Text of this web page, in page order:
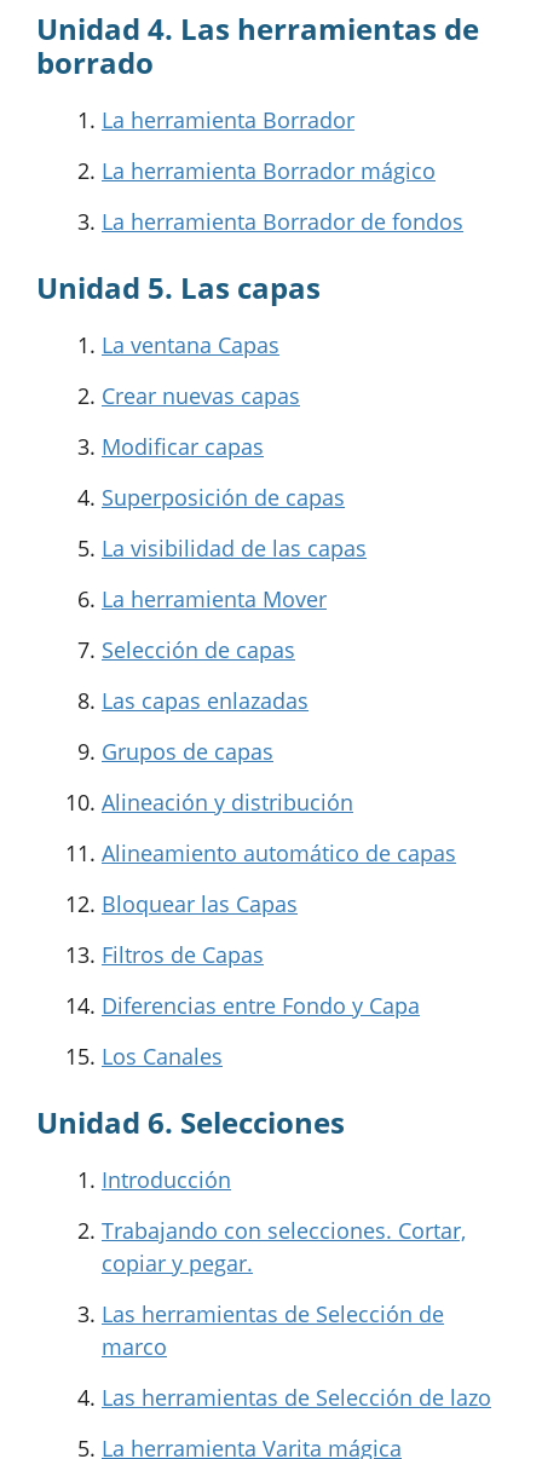
Unidad 4. Las herramientas de
borrado
La herramienta Borrador
La herramienta Borrador mágico
La herramienta Borrador de fondos
Unidad 5. Las capas
La ventana Capas
Crear nuevas capas
Modificar capas
Superposición de capas
La visibilidad de las capas
La herramienta Mover
Selección de capas
Las capas enlazadas
Grupos de capas
Alineación y distribución
Alineamiento automático de capas
Bloquear las Capas
Filtros de Capas
Diferencias entre Fondo y Capa
Los Canales
Unidad 6. Selecciones
Introducción
Trabajando con selecciones. Cortar,
copiar y pegar.
Las herramientas de Selección de
marco
Las herramientas de Selección de lazo
La herramienta Varita mágica